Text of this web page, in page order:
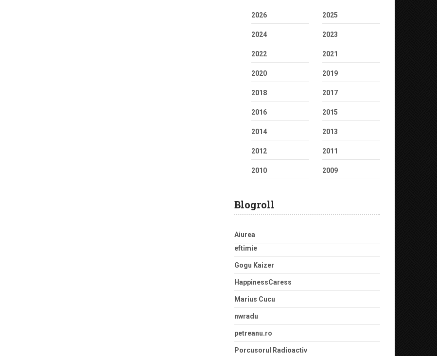
2026 2025
2024 2023
2022 2021
2020 2019
2018 2017
2016 2015
2014 2013
2012 2011
2010 2009
Blogroll
Aiurea
eftimie
Gogu Kaizer
HappinessCaress
Marius Cucu
nwradu
petreanu.ro
Porcusorul Radioactiv